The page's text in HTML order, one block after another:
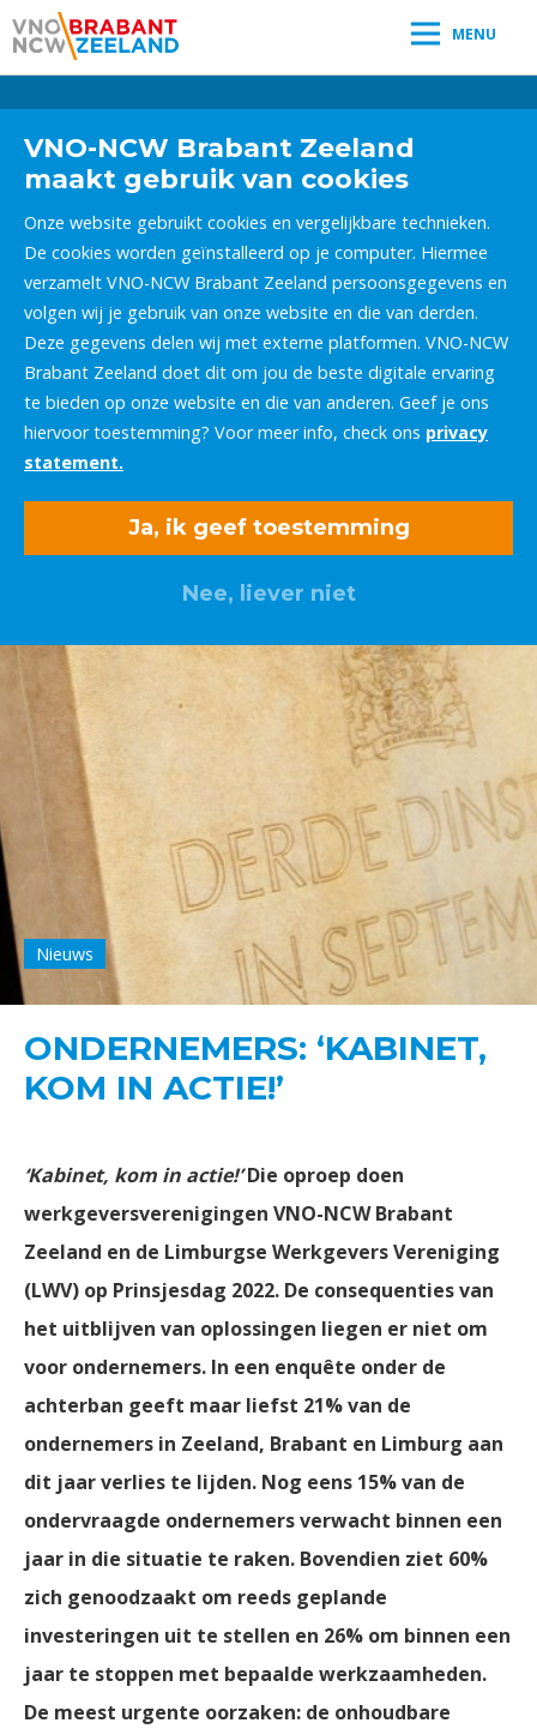
MENU
VNO-NCW Brabant Zeeland
maakt gebruik van cookies
Onze website gebruikt cookies en vergelijkbare technieken.
De cookies worden geïnstalleerd op je computer. Hiermee
verzamelt VNO-NCW Brabant Zeeland persoonsgegevens en
volgen wij je gebruik van onze website en die van derden.
Deze gegevens delen wij met externe platformen. VNO-NCW
Brabant Zeeland doet dit om jou de beste digitale ervaring
te bieden op onze website en die van anderen. Geef je ons
hiervoor toestemming? Voor meer info, check ons privacy
statement.
Ja, ik geef toestemming
Nee, liever niet
Nieuws
ONDERNEMERS: ‘KABINET,
KOM IN ACTIE!’
‘Kabinet, kom in actie!’Die oproep doen
werkgeversverenigingen VNO-NCW Brabant
Zeeland en de Limburgse Werkgevers Vereniging
(LWV) op Prinsjesdag 2022. De consequenties van
het uitblijven van oplossingen liegen er niet om
voor ondernemers. In een enquête onder de
achterban geeft maar liefst 21% van de
ondernemers in Zeeland, Brabant en Limburg aan
dit jaar verlies te lijden. Nog eens 15% van de
ondervraagde ondernemers verwacht binnen een
jaar in die situatie te raken. Bovendien ziet 60%
zich genoodzaakt om reeds geplande
investeringen uit te stellen en 26% om binnen een
jaar te stoppen met bepaalde werkzaamheden.
De meest urgente oorzaken: de onhoudbare